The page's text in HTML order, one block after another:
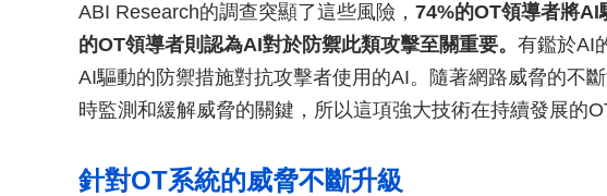
ABI Research的調查突顯了這些風險， 74%的OT領導者將AI
的OT領導者則認為AI對於防禦此類攻擊至關重要。 有鑑於AI
AI驅動的防禦措施對抗攻擊者使用的AI。隨著網路威脅的不
時監測和緩解威脅的關鍵，所以這項強大技術在持續發展的
針對OT系統的威脅不斷升級